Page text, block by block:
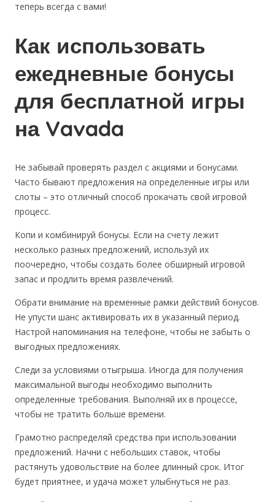
теперь всегда с вами!
Как использовать
ежедневные бонусы
для бесплатной игры
на Vavada
Не забывай проверять раздел с акциями и бонусами.
Часто бывают предложения на определенные игры или
слоты – это отличный способ прокачать свой игровой
процесс.
Копи и комбинируй бонусы. Если на счету лежит
несколько разных предложений, используй их
поочередно, чтобы создать более обширный игровой
запас и продлить время развлечений.
Обрати внимание на временные рамки действий бонусов.
Не упусти шанс активировать их в указанный период.
Настрой напоминания на телефоне, чтобы не забыть о
выгодных предложениях.
Следи за условиями отыгрыша. Иногда для получения
максимальной выгоды необходимо выполнить
определенные требования. Выполняй их в процессе,
чтобы не тратить больше времени.
Грамотно распределяй средства при использовании
предложений. Начни с небольших ставок, чтобы
растянуть удовольствие на более длинный срок. Итог
будет приятнее, и удача может улыбнуться не раз.